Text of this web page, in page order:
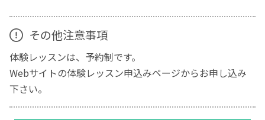
その他注意事項
体験レッスンは、予約制です。
Webサイトの体験レッスン申込みページからお申し込み
下さい。